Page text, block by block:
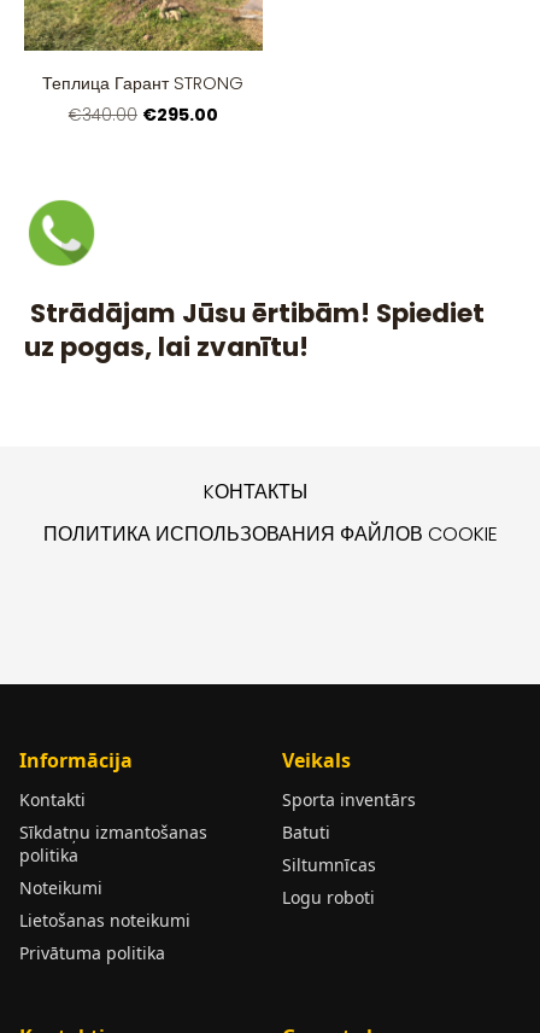
Strādājam Jūsu ērtibām! Spiediet
uz pogas, lai zvanītu!
Теплица Гарант STRONG
€340.00 €295.00
KОНТАКТЫ
ПОЛИТИКА ИСПОЛЬЗОВАНИЯ ФАЙЛОВ COOKIE
Informācija
Kontakti
Sīkdatņu izmantošanas
politika
Noteikumi
Lietošanas noteikumi
Privātuma politika
Veikals
Sporta inventārs
Batuti
Siltumnīcas
Logu roboti